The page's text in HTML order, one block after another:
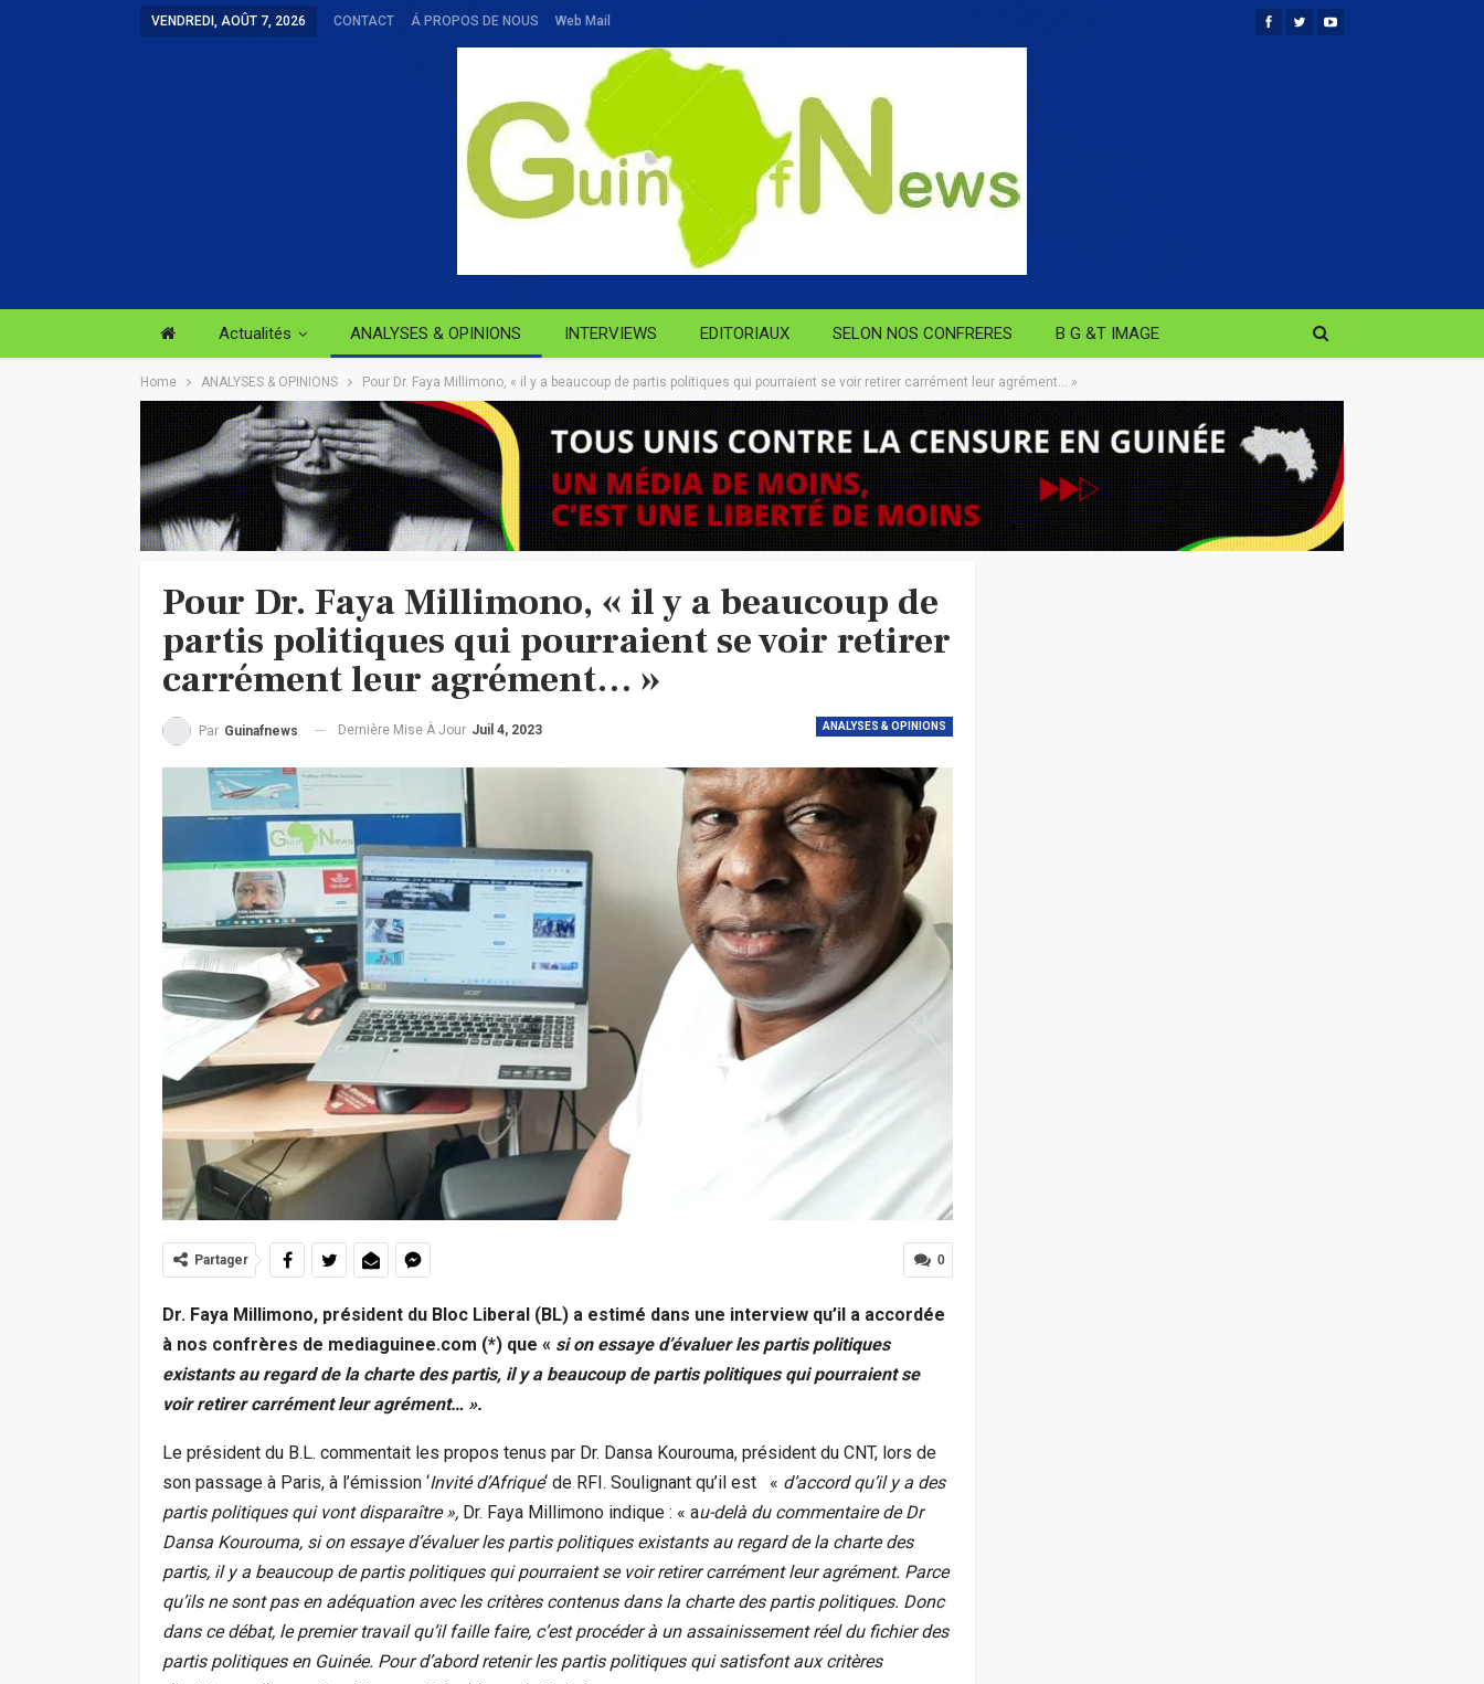
VENDREDI, AOÛT 7, 2026 CONTACT Á PROPOS DE NOUS Web Mail
Actualités ANALYSES & OPINIONS INTERVIEWS EDITORIAUX SELON NOS CONFRERES B G &T IMAGE
Home ANALYSES & OPINIONS Pour Dr. Faya Millimono, « il y a beaucoup de partis politiques qui pourraient se voir retirer carrément leur agrément… »
Pour Dr. Faya Millimono, « il y a beaucoup de
partis politiques qui pourraient se voir retirer
carrément leur agrément… »
ANALYSES & OPINIONS
Par Guinafnews Dernière Mise À Jour Juil 4, 2023
0
Partager
Dr. Faya Millimono, président du Bloc Liberal (BL) a estimé dans une interview qu’il a accordée
à nos confrères de mediaguinee.com (*) que « si on essaye d’évaluer les partis politiques
existants au regard de la charte des partis, il y a beaucoup de partis politiques qui pourraient se
voir retirer carrément leur agrément… ».
Le président du B.L. commentait les propos tenus par Dr. Dansa Kourouma, président du CNT, lors de
son passage à Paris, à l’émission ‘Invité d’Afrique‘ de RFI. Soulignant qu’il est « d’accord qu’il y a des
partis politiques qui vont disparaître », Dr. Faya Millimono indique : « au-delà du commentaire de Dr
Dansa Kourouma, si on essaye d’évaluer les partis politiques existants au regard de la charte des
partis, il y a beaucoup de partis politiques qui pourraient se voir retirer carrément leur agrément. Parce
qu’ils ne sont pas en adéquation avec les critères contenus dans la charte des partis politiques. Donc
dans ce débat, le premier travail qu’il faille faire, c’est procéder à un assainissement réel du fichier des
partis politiques en Guinée. Pour d’abord retenir les partis politiques qui satisfont aux critères